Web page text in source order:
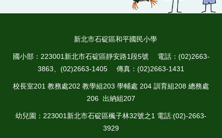
新北市石碇區和平國民小學
國小部：223001新北市石碇區靜安路1段5號 電話：(02)2663-
3863、(02)2663-1405 傳真：(02)2663-1431
校長室201 教務處202 教學組203 學輔處 204 訓育組208 總務處
206 出納組207
幼兒園：223001新北市石碇區楓子林32號之1 電話:(02)-2663-
3929